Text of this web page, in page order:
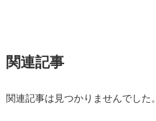
関連記事
関連記事は見つかりませんでした。